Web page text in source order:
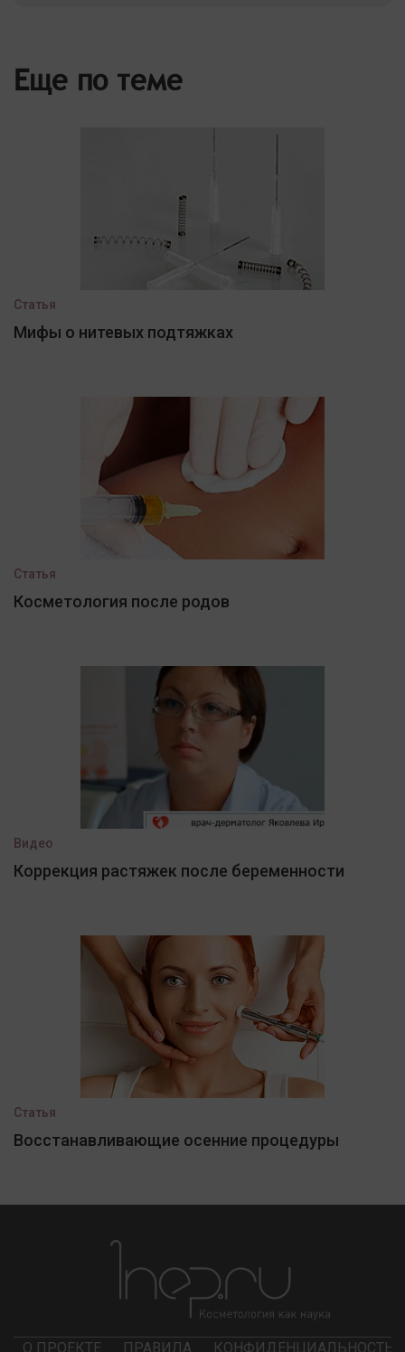
Еще по теме
Статья
Мифы о нитевых подтяжках
Статья
Косметология после родов
Видео
Коррекция растяжек после беременности
Статья
Восстанавливающие осенние процедуры
О ПРОЕКТЕ ПРАВИЛА КОНФИДЕНЦИАЛЬНОСТЬ